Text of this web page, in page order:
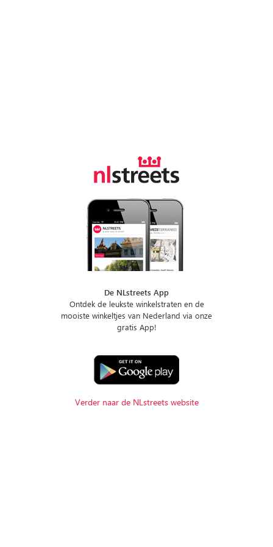
De NLstreets App
Ontdek de leukste winkelstraten en de
mooiste winkeltjes van Nederland via onze
gratis App!
Verder naar de NLstreets website